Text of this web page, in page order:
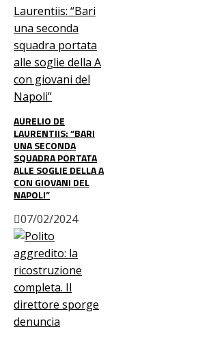
AURELIO DE
LAURENTIIS: “BARI
UNA SECONDA
SQUADRA PORTATA
ALLE SOGLIE DELLA A
CON GIOVANI DEL
NAPOLI”
07/02/2024